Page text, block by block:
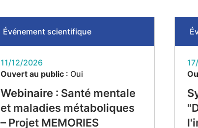
Événement scientifique
11/12/2026
Ouvert au public: Oui
Webinaire : Santé mentale
et maladies métaboliques
– Projet MEMORIES